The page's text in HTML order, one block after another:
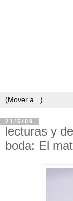
21/5/09
lecturas y
boda: El